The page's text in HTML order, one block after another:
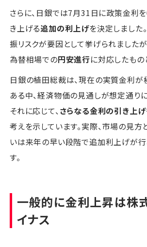
さらに、日銀では7月31日に政策金利
き上げる追加の利上げを決定しました
振リスクが要因として挙げられました
為替相場での円安進行に対応したもの
日銀の植田総裁は、現在の実質金利
ある中、経済物価の見通しが想定通り
それに応じて、 さらなる金利の引き上げ
考えを示しています。実際、市場の見方
いは来年の早い段階で追加利上げが
す。
一般的に金利上昇は株
イナス